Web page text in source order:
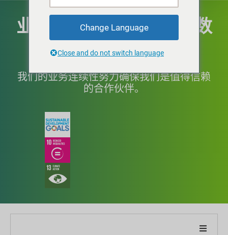
业务连续性、自动化和数
字化
我们的业务连续性努力确保我们是值得信赖
的合作伙伴。
Change Language
Close and do not switch language